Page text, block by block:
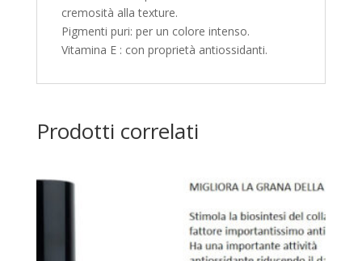
cremosità alla texture.
Pigmenti puri: per un colore intenso.
Vitamina E : con proprietà antiossidanti.
Prodotti correlati